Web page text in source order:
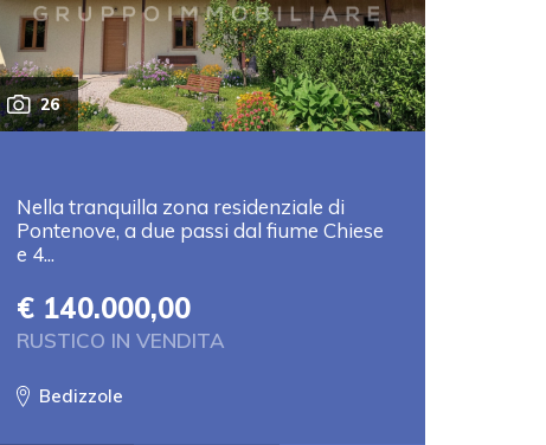
26
Nella tranquilla zona residenziale di
Pontenove, a due passi dal fiume Chiese
e 4...
€ 140.000,00
RUSTICO IN VENDITA
Bedizzole